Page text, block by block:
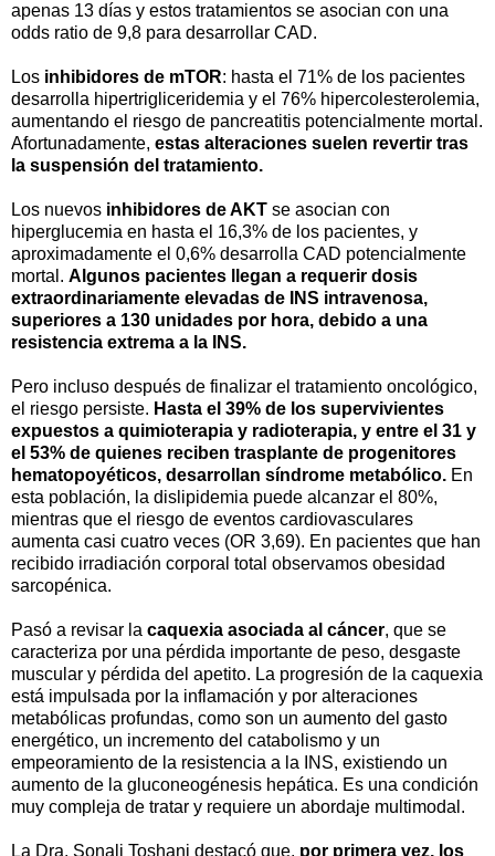
apenas 13 días y estos tratamientos se asocian con una
odds ratio de 9,8 para desarrollar CAD.
Los inhibidores de mTOR: hasta el 71% de los pacientes
desarrolla hipertrigliceridemia y el 76% hipercolesterolemia,
aumentando el riesgo de pancreatitis potencialmente mortal.
Afortunadamente, estas alteraciones suelen revertir tras
la suspensión del tratamiento.
Los nuevos inhibidores de AKT se asocian con
hiperglucemia en hasta el 16,3% de los pacientes, y
aproximadamente el 0,6% desarrolla CAD potencialmente
mortal. Algunos pacientes llegan a requerir dosis
extraordinariamente elevadas de INS intravenosa,
superiores a 130 unidades por hora, debido a una
resistencia extrema a la INS.
Pero incluso después de finalizar el tratamiento oncológico,
el riesgo persiste. Hasta el 39% de los supervivientes
expuestos a quimioterapia y radioterapia, y entre el 31 y
el 53% de quienes reciben trasplante de progenitores
hematopoyéticos, desarrollan síndrome metabólico. En
esta población, la dislipidemia puede alcanzar el 80%,
mientras que el riesgo de eventos cardiovasculares
aumenta casi cuatro veces (OR 3,69). En pacientes que han
recibido irradiación corporal total observamos obesidad
sarcopénica.
Pasó a revisar la caquexia asociada al cáncer, que se
caracteriza por una pérdida importante de peso, desgaste
muscular y pérdida del apetito. La progresión de la caquexia
está impulsada por la inflamación y por alteraciones
metabólicas profundas, como son un aumento del gasto
energético, un incremento del catabolismo y un
empeoramiento de la resistencia a la INS, existiendo un
aumento de la gluconeogénesis hepática. Es una condición
muy compleja de tratar y requiere un abordaje multimodal.
La Dra. Sonali Toshani destacó que, por primera vez, los